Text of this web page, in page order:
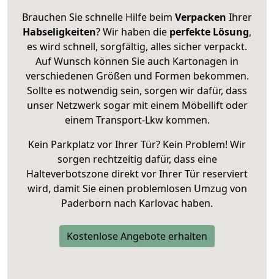
Brauchen Sie schnelle Hilfe beim Verpacken Ihrer
Habseligkeiten? Wir haben die perfekte Lösung,
es wird schnell, sorgfältig, alles sicher verpackt.
Auf Wunsch können Sie auch Kartonagen in
verschiedenen Größen und Formen bekommen.
Sollte es notwendig sein, sorgen wir dafür, dass
unser Netzwerk sogar mit einem Möbellift oder
einem Transport-Lkw kommen.
Kein Parkplatz vor Ihrer Tür? Kein Problem! Wir
sorgen rechtzeitig dafür, dass eine
Halteverbotszone direkt vor Ihrer Tür reserviert
wird, damit Sie einen problemlosen Umzug von
Paderborn nach Karlovac haben.
Kostenlose Angebote erhalten